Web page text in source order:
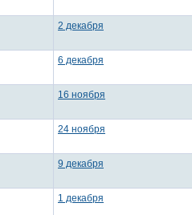
2 декабря
6 декабря
16 ноября
24 ноября
9 декабря
1 декабря